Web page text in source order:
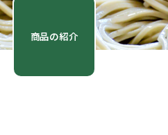
商品の紹介